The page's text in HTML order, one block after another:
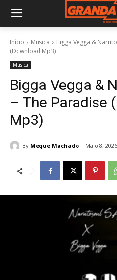
Início Musica
Bigga Vegga &
(Download Mp3)
Musica
Bigga Vegga &
– The Paradise
Mp3)
By Meque Machado Maio 8, 2026